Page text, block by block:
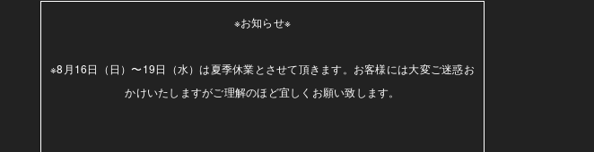
※お知らせ※
※8月16日（日）〜19日（水）は夏季休業とさせて頂きます。お客様には大変ご迷惑お
かけいたしますがご理解のほど宜しくお願い致します。